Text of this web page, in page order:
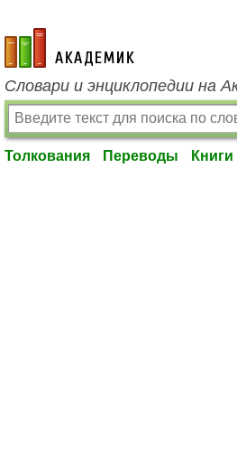
academic.ru
Словари и энциклопедии на
Толкования Переводы Книги